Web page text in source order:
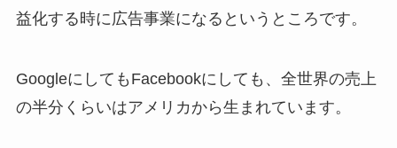
益化する時に広告事業になるというところです。
GoogleにしてもFacebookにしても、全世界の売上
の半分くらいはアメリカから生まれています。